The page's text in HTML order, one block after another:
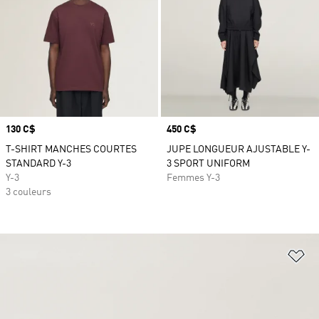
Prix
130 C$
T-SHIRT MANCHES COURTES
STANDARD Y-3
Y-3
3 couleurs
Prix
450 C$
JUPE LONGUEUR AJUSTABLE Y-
3 SPORT UNIFORM
Femmes Y-3